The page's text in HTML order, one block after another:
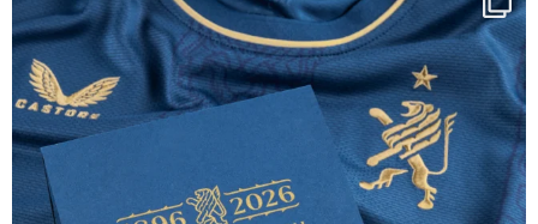
130 years filled ...
126
3